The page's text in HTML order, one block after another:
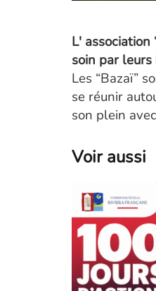
L'
soin par
Les “Bazaï”
se réunir
son plein
Voir aussi